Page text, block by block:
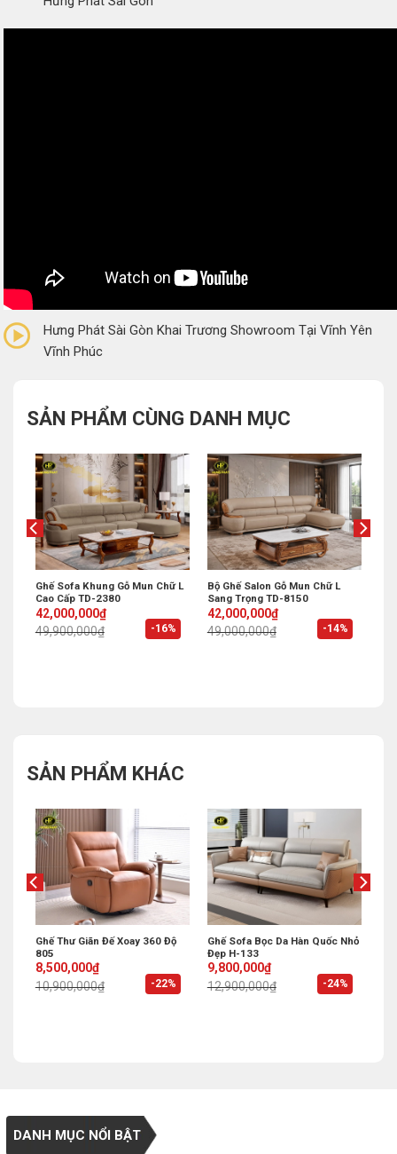
(0 Reviews)
Hưng Phát Sài Gòn Khai Trương Showroom Tại Vĩnh Yên
Vĩnh Phúc
SẢN PHẨM CÙNG DANH MỤC
-16%
Ghế Sofa Khung Gỗ Mun Chữ L
Cao Cấp TD-2380
49,900,000₫
Original
price
was:
42,000,000₫
Current
price
is:
-14%
Bộ Ghế Salon Gỗ Mun Chữ L
Sang Trọng TD-8150
49,000,000₫
Original
price
was:
42,000,000₫
Current
price
is:
SẢN PHẨM KHÁC
-22%
Ghế Thư Giãn Đế Xoay 360 Độ
805
10,900,000₫
Original
price
was:
8,500,000₫
Current
price
is:
-24%
Ghế Sofa Bọc Da Hàn Quốc Nhỏ
Đẹp H-133
12,900,000₫
Original
price
was:
9,800,000₫
Current
price
is:
DANH MỤC NỔI BẬT